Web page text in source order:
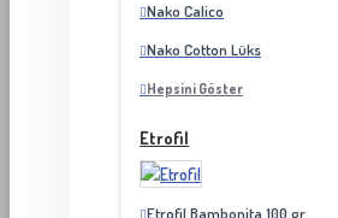
Nako Calico
Nako Cotton Lüks
Hepsini Göster
Etrofil
Etrofil Bambonita 100 gr